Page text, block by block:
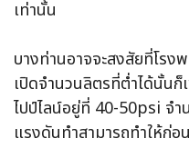
เท่านั้น
บางท่านอาจจะสงสัยที่โรง
เปิดจำนวนลิตรที่ต่ำได้นั้นก็
ไปป์ไลน์อยู่ที่ 40-50psi จ
แรงดันทำสามารถทำให้ก่อ